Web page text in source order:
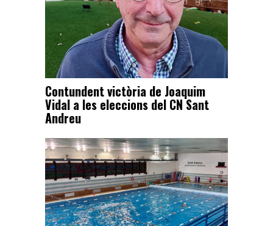
Contundent victòria de Joaquim
Vidal a les eleccions del CN Sant
Andreu